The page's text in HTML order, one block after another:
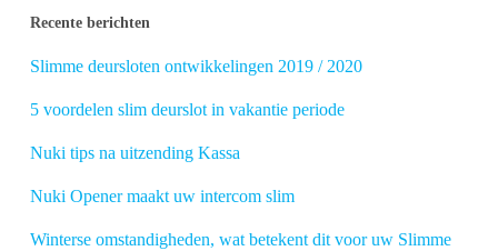
Recente berichten
Slimme deursloten ontwikkelingen 2019 / 2020
5 voordelen slim deurslot in vakantie periode
Nuki tips na uitzending Kassa
Nuki Opener maakt uw intercom slim
Winterse omstandigheden, wat betekent dit voor uw Slimme